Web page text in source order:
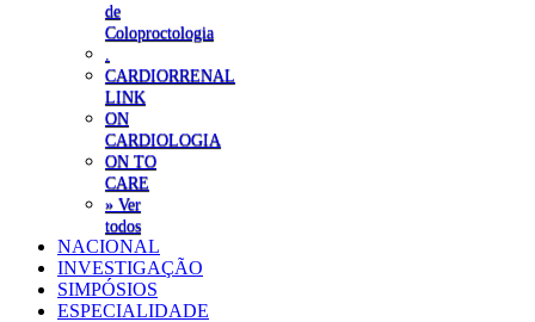
de
Coloproctologia
CARDIORRENAL
LINK
ON
CARDIOLOGIA
ON TO
CARE
» Ver
todos
NACIONAL
INVESTIGAÇÃO
SIMPÓSIOS
ESPECIALIDADE